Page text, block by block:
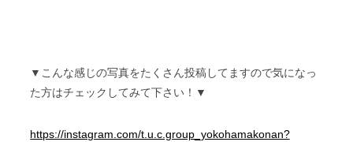
▼こんな感じの写真をたくさん投稿してますので気になっ
た方はチェックしてみて下さい！▼
https://instagram.com/t.u.c.group_yokohamakonan?